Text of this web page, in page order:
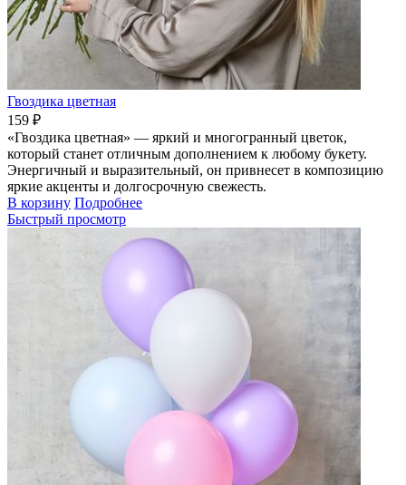
Гвоздика цветная
159 ₽
«Гвоздика цветная» — яркий и многогранный цветок,
который станет отличным дополнением к любому букету.
Энергичный и выразительный, он привнесет в композицию
яркие акценты и долгосрочную свежесть.
В корзину Подробнее
Быстрый просмотр